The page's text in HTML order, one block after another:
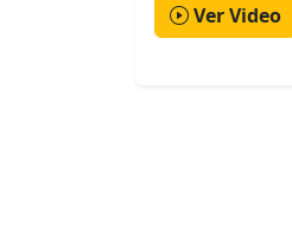
Ver Video